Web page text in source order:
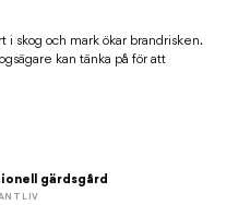
i skog och mark ökar brandrisken.
kan tänka på för att
gärdsgård